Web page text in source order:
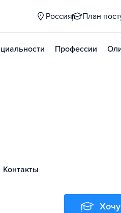
Россия План
Профессии
Контакты